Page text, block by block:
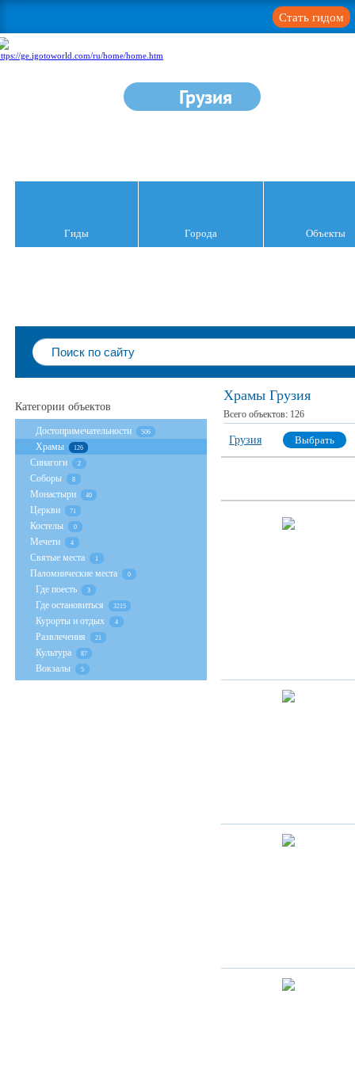
Стать гидом
Грузия
Гиды Города Объекты
Храмы Грузия
Всего объектов: 126
Грузия Выбрать
Категории объектов
Достопримечательности 506
Храмы 126
Cинагоги 2
Соборы 8
Монастыри 40
Церкви 71
Костелы 0
Мечети 4
Святые места 1
Паломнические места 0
Где поесть 3
Где остановиться 3215
Курорты и отдых 4
Развлечения 21
Культура 87
Вокзалы 5